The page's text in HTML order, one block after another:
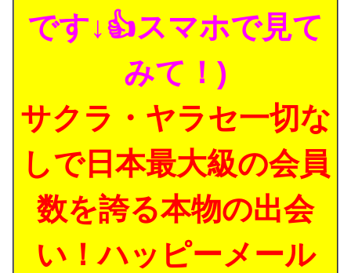
です↓👍スマホで見て
みて！)
サクラ・ヤラセ一切な
しで日本最大級の会員
数を誇る本物の出会
い！ハッピーメール